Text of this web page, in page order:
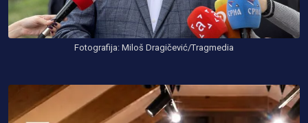
Fotografija: Miloš Dragičević/Tragmedia